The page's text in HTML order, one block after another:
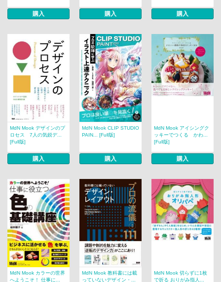
購入 購入 購入
MdN Mook デザインのプ
ロセス 7人の気鋭デ...
[Full版]
購入
MdN Mook CLIP STUDIO
PAIN... [Full版]
購入
MdN Mook アイシングク
ッキーでつくる かわ...
[Full版]
購入
MdN Mook カラーの世界
へようこそ！ 仕事に...
MdN Mook 教科書には載
っていないデザイン・...
MdN Mook 切らずに1枚
で折る おりがみ指人...